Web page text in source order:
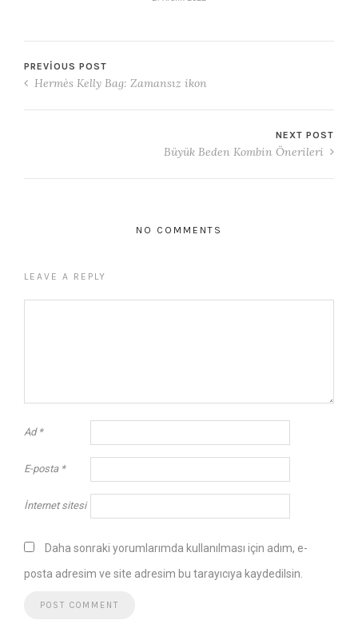
PREVIOUS POST
Hermès Kelly Bag: Zamansız ikon
NEXT POST
Büyük Beden Kombin Önerileri
NO COMMENTS
LEAVE A REPLY
Ad *
E-posta *
İnternet sitesi
Daha sonraki yorumlarımda kullanılması için adım, e-
posta adresim ve site adresim bu tarayıcıya kaydedilsin.